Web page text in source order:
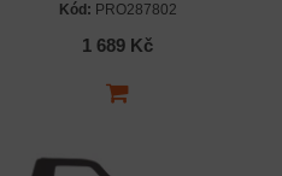
Kód: PRO287802
1 689 Kč